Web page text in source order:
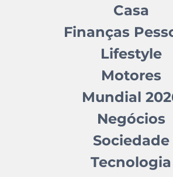
Casa
Finanças
Lifestyle
Motores
Mundial
Negócios
Sociedade
Tecnologia